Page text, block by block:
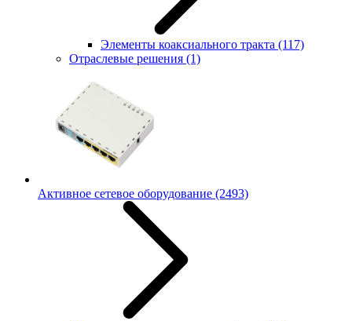
Элементы коаксиального тракта (117)
Отраслевые решения (1)
Активное сетевое оборудование (2493)